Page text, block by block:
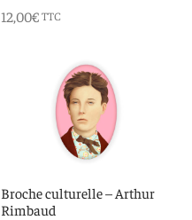
12,00€ TTC
Broche culturelle – Arthur
Rimbaud